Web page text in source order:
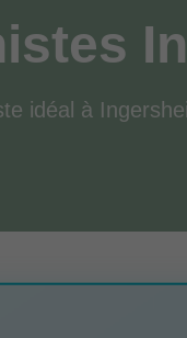
idéal à